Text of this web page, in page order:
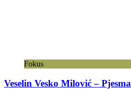
Fokus
Veselin Vesko Milović –